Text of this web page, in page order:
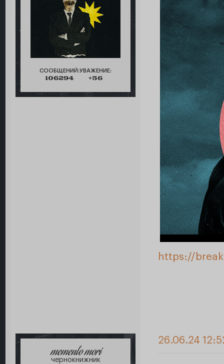
СООБЩЕНИЙ:
106294
УВАЖЕНИЕ:
+56
https://
memento mori
чернокнижник
26.06.24